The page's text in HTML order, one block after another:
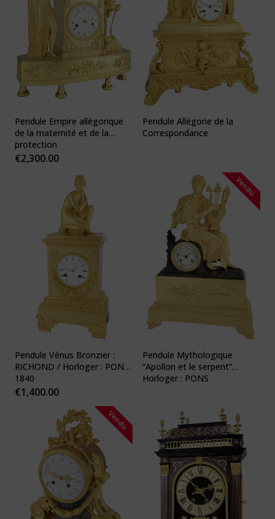
Pendule Empire allégorique
de la maternité et de la
protection
€2,300.00
Pendule Allégorie de la
Correspondance
Pendule Vénus Bronzier :
RICHOND / Horloger : PONS
1840
€1,400.00
Vendu
Pendule Mythologique
“Apollon et le serpent”
Horloger : PONS
Vendu